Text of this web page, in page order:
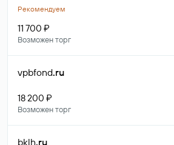
Рекомендуем
11 700 ₽
Возможен торг
vpbfond.ru
18 200 ₽
Возможен торг
bklh.ru